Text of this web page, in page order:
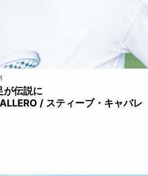
が伝説に
/ スティーブ・キャバレ